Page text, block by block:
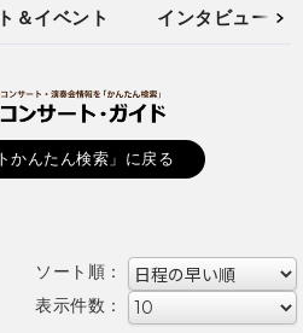
＆イベント インタビュー
かんたん検索」に戻る
ソート順：
表示件数：